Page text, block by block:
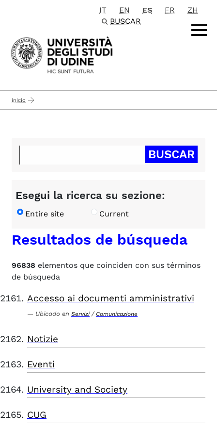
Passa al contenuto principale
IT EN ES FR
ZH
BUSCAR
inicio
Esegui la ricerca su sezione:
Entire site Current
Resultados de búsqueda
96838 elementos que coinciden con sus términos
de búsqueda
Accesso ai documenti amministrativi
Ubicado en Servizi / Comunicazione
Notizie
Eventi
University and Society
CUG